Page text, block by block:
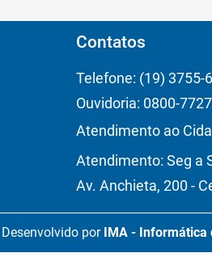
Contatos
Telefone: (19) 3755-
Ouvidoria: 0800-
Atendimento ao
Atendimento: Seg a
Av. Anchieta, 200 -
Desenvolvido por IMA -